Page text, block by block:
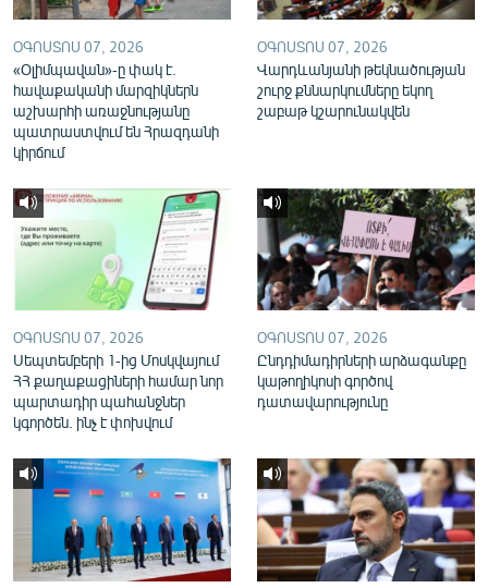
ՓՈԴՔԱՍԹ
Հայերեն
English
Русский
ՀԵՏԵՎԵՔ ՄԵԶ
«Ազատության» բոլոր կայքերը
ՕԳՈՍՏՈՍ 07, 2026
«Օլիմպավան»-ը փակ է.
հավաքականի մարզիկներն
աշխարհի առաջնությանը
պատրաստվում են Հրազդանի
կիրճում
ՕԳՈՍՏՈՍ 07, 2026
Վարդևանյանի թեկնածության
շուրջ քննարկումները եկող
շաբաթ կշարունակվեն
ՕԳՈՍՏՈՍ 07, 2026
Սեպտեմբերի 1-ից Մոսկվայում
ՀՀ քաղաքացիների համար նոր
պարտադիր պահանջներ
կգործեն. ինչ է փոխվում
ՕԳՈՍՏՈՍ 07, 2026
Ընդդիմադիրների արձագանքը
կաթողիկոսի գործով
դատավարությունը